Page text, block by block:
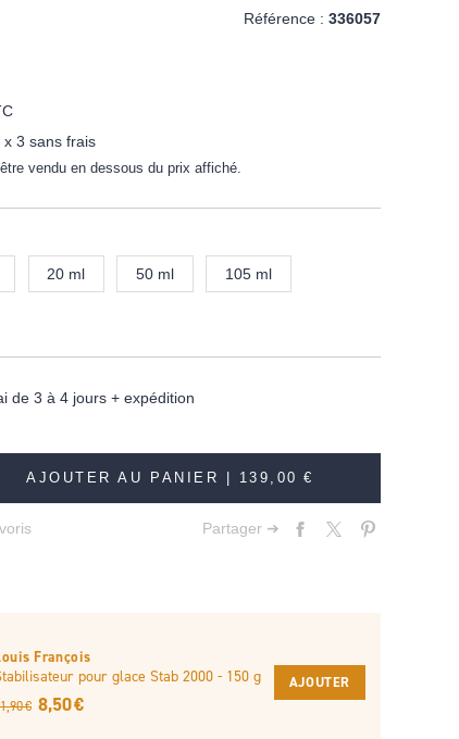
Référence : 336057
x 3 sans frais
vendu en dessous du prix affiché.
20 ml 50 ml 105 ml
de 3 à 4 jours + expédition
AJOUTER AU PANIER | 139,00 €
Partager ➔
François
pour glace Stab 2000 - 150 g
€ 8,50 €
AJOUTER